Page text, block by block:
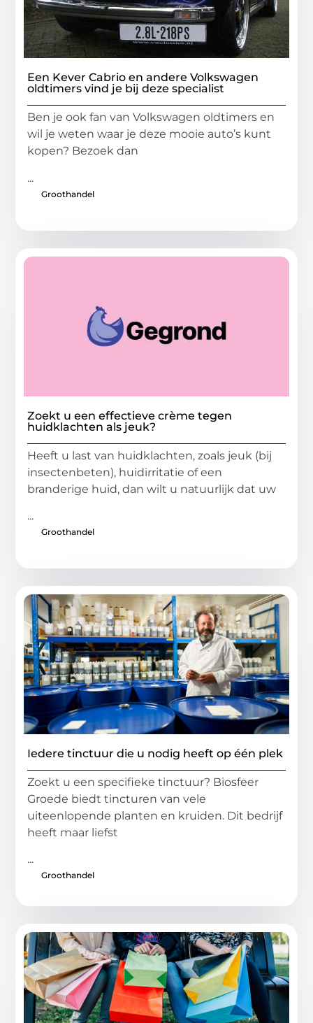
Een Kever Cabrio en andere Volkswagen
oldtimers vind je bij deze specialist
Ben je ook fan van Volkswagen oldtimers en
wil je weten waar je deze mooie auto’s kunt
kopen? Bezoek dan
...
Groothandel
Zoekt u een effectieve crème tegen
huidklachten als jeuk?
Heeft u last van huidklachten, zoals jeuk (bij
insectenbeten), huidirritatie of een
branderige huid, dan wilt u natuurlijk dat uw
...
Groothandel
Iedere tinctuur die u nodig heeft op één plek
Zoekt u een specifieke tinctuur? Biosfeer
Groede biedt tincturen van vele
uiteenlopende planten en kruiden. Dit bedrijf
heeft maar liefst
...
Groothandel